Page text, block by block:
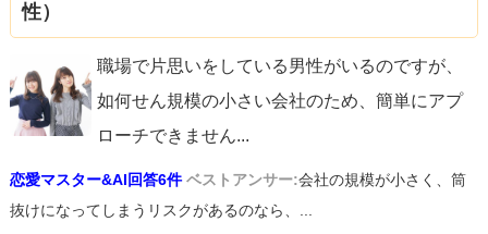
性）
職場で片思いをしている男性がいるのですが、
如何せん規模の小さい会社のため、簡単にアプ
ローチできません...
恋愛マスター&AI回答6件 ベストアンサー:会社の規模が小さく、筒
抜けになってしまうリスクがあるのなら、...